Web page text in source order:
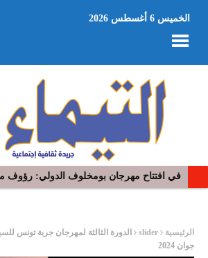
الخميس 6 أغسطس 2026
في افتتاح مهرجان بومخلوف الدولي: رؤوف
الرئيسية slider
جوان 2024